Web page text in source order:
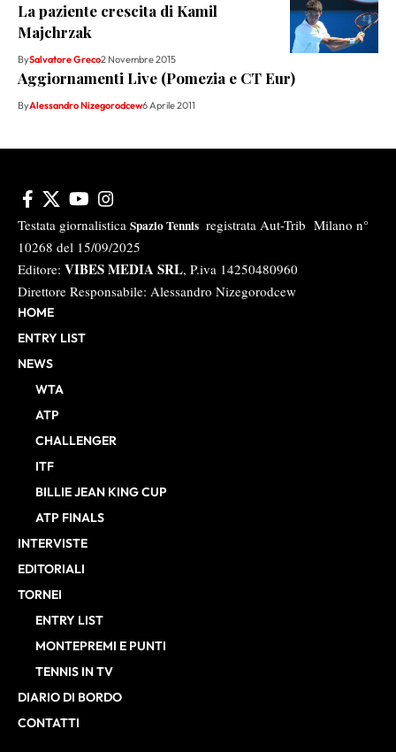
La paziente crescita di Kamil
Majchrzak
BySalvatore Greco2 Novembre 2015
Aggiornamenti Live (Pomezia e CT Eur)
ByAlessandro Nizegorodcew6 Aprile 2011
Testata giornalistica Spazio Tennis registrata Aut-Trib Milano n°
10268 del 15/09/2025
Editore: VIBES MEDIA SRL, P.iva 14250480960
Direttore Responsabile: Alessandro Nizegorodcew
HOME
ENTRY LIST
NEWS
WTA
ATP
CHALLENGER
ITF
BILLIE JEAN KING CUP
ATP FINALS
INTERVISTE
EDITORIALI
TORNEI
ENTRY LIST
MONTEPREMI E PUNTI
TENNIS IN TV
DIARIO DI BORDO
CONTATTI